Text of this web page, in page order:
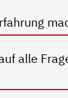
alle